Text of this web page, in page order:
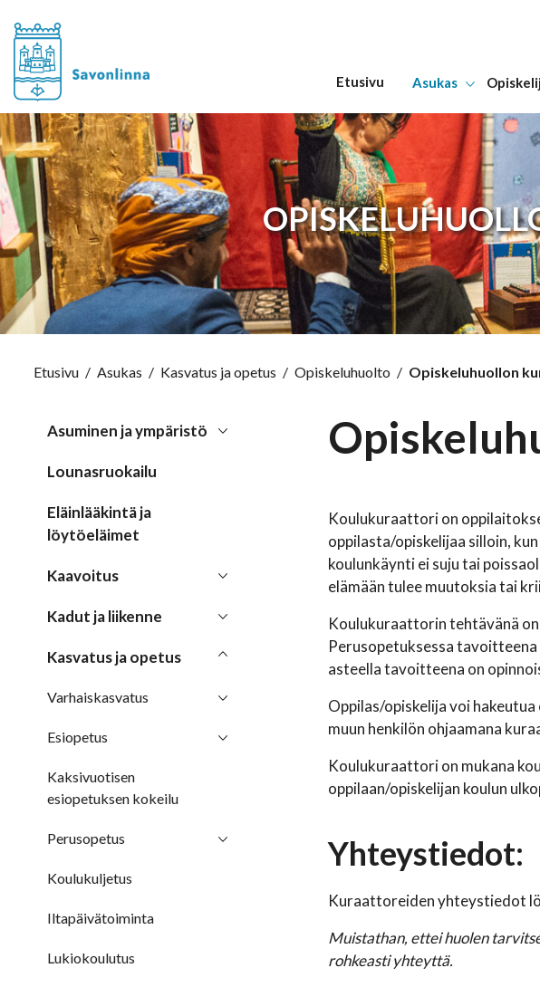
Etusivu Asukas
Etusivu / Asukas / Kasvatus ja opetus / Opiskeluhuolto / Opiskeluhuollon
Asuminen ja ympäristö
Lounasruokailu
Eläinlääkintä ja
löytöeläimet
Kaavoitus
Kadut ja liikenne
Kasvatus ja opetus
Varhaiskasvatus
Esiopetus
Kaksivuotisen
esiopetuksen kokeilu
Perusopetus
Koulukuljetus
Iltapäivätoiminta
Lukiokoulutus
Koulukuraattori on
oppilasta/opiskelijaa silloin,
koulunkäynti ei suju tai
elämään tulee muutoksia tai
Koulukuraattorin tehtävänä on
Perusopetuksessa
asteella tavoitteena on
Oppilas/opiskelija voi
muun henkilön ohjaamana
Koulukuraattori on mukana
oppilaan/opiskelijan koulun
Yhteystiedot:
Kuraattoreiden yhteystiedot
Muistathan, ettei huolen
rohkeasti yhteyttä.